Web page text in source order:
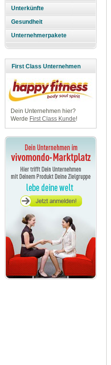
Unterkünfte
Gesundheit
Unternehmerpakete
First Class Unternehmen
Dein Unternehmen hier?
Werde First Class Kunde!